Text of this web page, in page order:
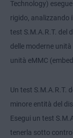
Technology)
rigido, analizzando
test S.M.A.R.T. del
delle moderne
unità eMMC
Un test S.M.A.R.T.
minore entità del
Esegui un test
tenerla sotto